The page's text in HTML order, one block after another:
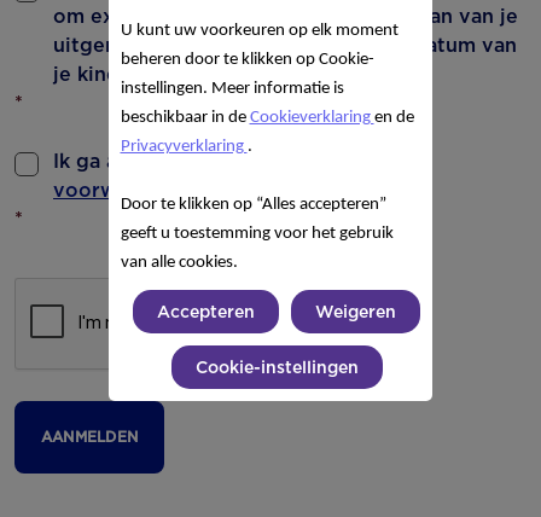
om extra toestemming voor het opslaan van je
uitgerekende datum of de geboortedatum van
je kindje.
*
Ik ga akkoord met de
voorwaarden
privacy statement
*
AANMELDEN
U kunt uw voorkeuren op elk moment
beheren door te klikken op Cookie-
instellingen. Meer informatie is
beschikbaar in de Cookieverklaring en de
Privacyverklaring .
Door te klikken op “Alles accepteren”
geeft u toestemming voor het gebruik
van alle cookies.
Accepteren Weigeren
Cookie-instellingen